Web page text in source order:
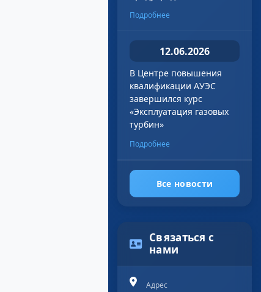
Подробнее
12.06.2026
В Центре повышения
квалификации АУЭС
завершился курс
«Эксплуатация газовых
турбин»
Подробнее
Все новости
Связаться с
нами
Адрес